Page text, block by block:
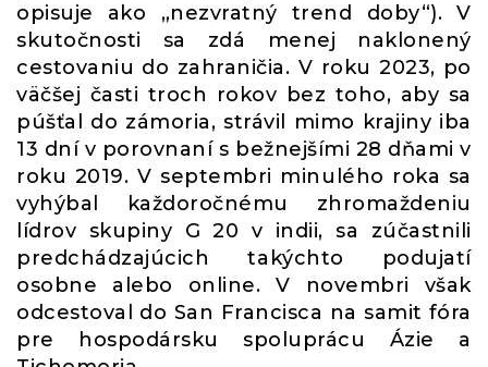
opisuje ako „nezvratný trend doby“). V
skutočnosti sa zdá menej naklonený
cestovaniu do zahraničia. V roku 2023, po
väčšej časti troch rokov bez toho, aby sa
púšťal do zámoria, strávil mimo krajiny iba
13 dní v porovnaní s bežnejšími 28 dňami v
roku 2019. V septembri minulého roka sa
vyhýbal každoročnému zhromaždeniu
lídrov skupiny G 20 v indii, sa zúčastnili
predchádzajúcich takýchto podujatí
osobne alebo online. V novembri však
odcestoval do San Francisca na samit fóra
pre hospodársku spoluprácu Ázie a